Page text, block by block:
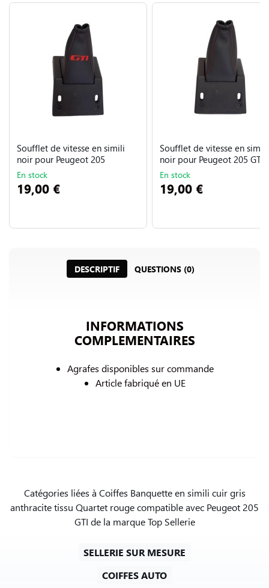
Soufflet de vitesse en simili
noir pour Peugeot 205
En stock
19,00 €
Soufflet de vitesse en simili
noir pour Peugeot 205 GTI
En stock
19,00 €
DESCRIPTIF QUESTIONS (0)
INFORMATIONS
COMPLEMENTAIRES
Agrafes disponibles sur commande
Article fabriqué en UE
Catégories liées à Coiffes Banquette en simili cuir gris
anthracite tissu Quartet rouge compatible avec Peugeot 205
GTI de la marque Top Sellerie
SELLERIE SUR MESURE
COIFFES AUTO